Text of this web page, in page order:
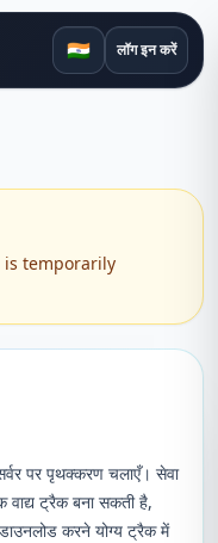
🇮🇳 लॉग इन करें
is temporarily
पर पृथक्करण चलाएँ। सेवा
वाद्य ट्रैक बना सकती है,
करने योग्य ट्रैक में